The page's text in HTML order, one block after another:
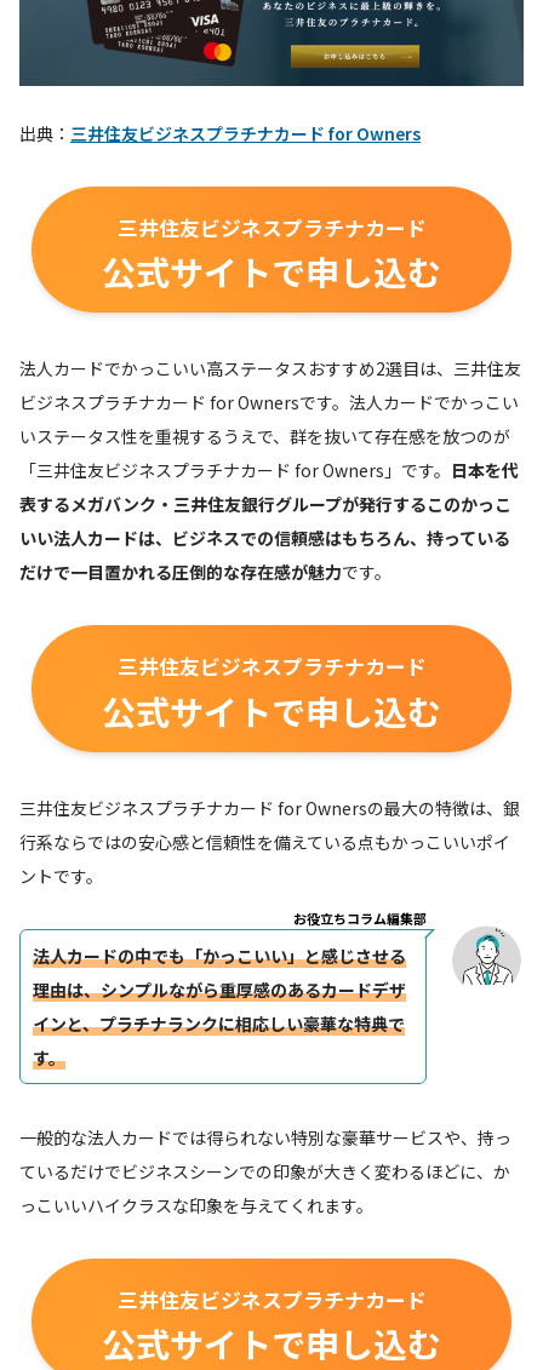
出典： 三井住友ビジネスプラチナカード for Owners
三井住友ビジネスプラチナカード
公式サイトで申し込む
法人カードでかっこいい高ステータスおすすめ2選目は、三井住友
ビジネスプラチナカード for Ownersです。法人カードでかっこい
いステータス性を重視するうえで、群を抜いて存在感を放つのが
「三井住友ビジネスプラチナカード for Owners」です。 日本を代
表するメガバンク・三井住友銀行グループが発行するこのかっこ
いい法人カードは、ビジネスでの信頼感はもちろん、持っている
だけで一目置かれる圧倒的な存在感が魅力です。
三井住友ビジネスプラチナカード
公式サイトで申し込む
三井住友ビジネスプラチナカード for Ownersの最大の特徴は、銀
行系ならではの安心感と信頼性を備えている点もかっこいいポイ
ントです。
お役立ちコラム編集部
法人カードの中でも「かっこいい」と感じさせる
理由は、シンプルながら重厚感のあるカードデザ
インと、プラチナランクに相応しい豪華な特典で
す。
一般的な法人カードでは得られない特別な豪華サービスや、持っ
ているだけでビジネスシーンでの印象が大きく変わるほどに、か
っこいいハイクラスな印象を与えてくれます。
三井住友ビジネスプラチナカード
公式サイトで申し込む